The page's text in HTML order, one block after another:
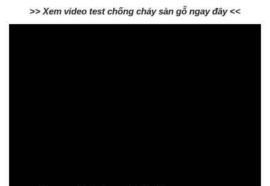
>> Xem video test chống cháy sàn gỗ ngay đây <<